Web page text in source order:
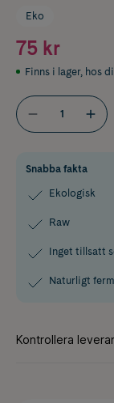
Eko
75 kr
Finns i lager, hos
Snabba fakta
Ekologisk
Raw
Inget tillsatt
Naturligt